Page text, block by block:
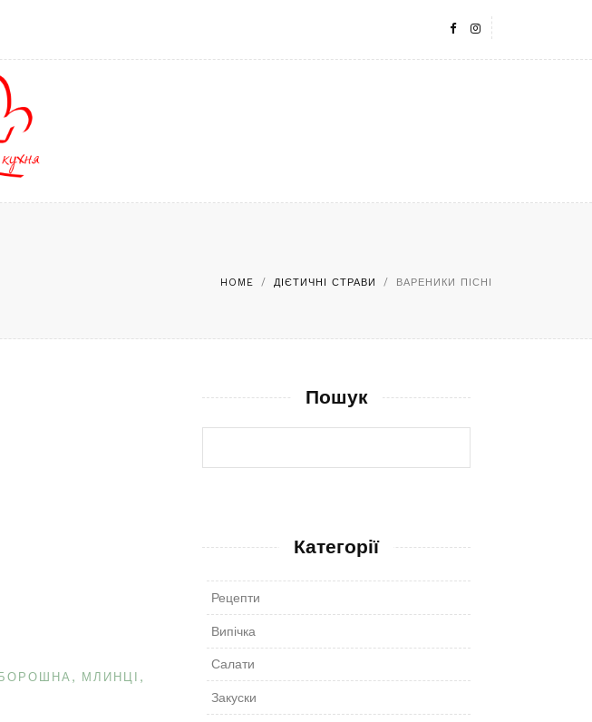
HOME / ДІЄТИЧНІ СТРАВИ / ВАРЕНИКИ ПІСНІ
МЛИНЦІ,
Пошук
Категорії
Рецепти
Випічка
Салати
Закуски